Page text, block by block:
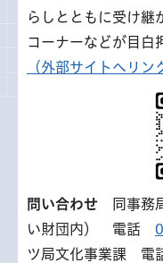
らしとともに受け継
コーナーなどが目白
（外部サイトへリン
問い合わせ 同事務
い財団内） 電話
ツ局文化事業課 電